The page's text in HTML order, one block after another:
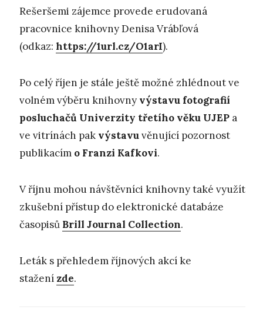
Rešeršemi zájemce provede erudovaná
pracovnice knihovny Denisa Vrábľová
(odkaz: https://1url.cz/O1arI).
Po celý říjen je stále ještě možné zhlédnout ve
volném výběru knihovny výstavu fotografií
posluchačů Univerzity třetího věku UJEP a
ve vitrínách pak výstavuvěnující pozornost
publikacím o Franzi Kafkovi.
V říjnu mohou návštěvníci knihovny také využít
zkušební přístup do elektronické databáze
časopisů Brill Journal Collection.
Leták s přehledem říjnových akcí ke
stažení zde.